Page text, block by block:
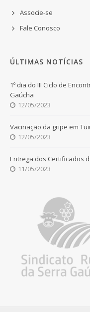
Associe-se
Fale Conosco
ÚLTIMAS NOTÍCIAS
1º dia do III Ciclo de
Gaúcha
12/05/2023
Vacinação da gripe em
12/05/2023
Entrega dos Certificados
11/05/2023